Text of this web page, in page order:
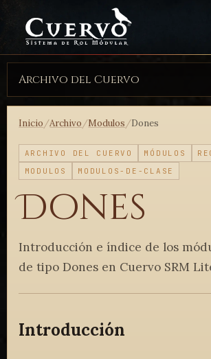
Archivo del Cuervo
Inicio/Archivo/Modulos/Dones
ARCHIVO DEL CUERVO MÓDULOS
MODULOS
MODULOS-DE-CLASE
Dones
Introducción e índice de los
de tipo Dones en Cuervo SRM
Introducción